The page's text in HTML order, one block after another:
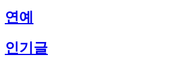
연예
인기글